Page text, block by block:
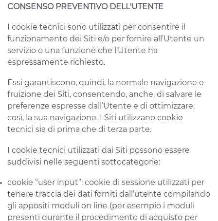
CONSENSO PREVENTIVO DELL'UTENTE
I cookie tecnici sono utilizzati per consentire il
funzionamento dei Siti e/o per fornire all’Utente un
servizio o una funzione che l’Utente ha
espressamente richiesto.
Essi garantiscono, quindi, la normale navigazione e
fruizione dei Siti, consentendo, anche, di salvare le
preferenze espresse dall’Utente e di ottimizzare,
così, la sua navigazione. I Siti utilizzano cookie
tecnici sia di prima che di terza parte.
I cookie tecnici utilizzati dai Siti possono essere
suddivisi nelle seguenti sottocategorie:
cookie “user input”: cookie di sessione utilizzati per
tenere traccia dei dati forniti dall’utente compilando
gli appositi moduli on line (per esempio i moduli
presenti durante il procedimento di acquisto per